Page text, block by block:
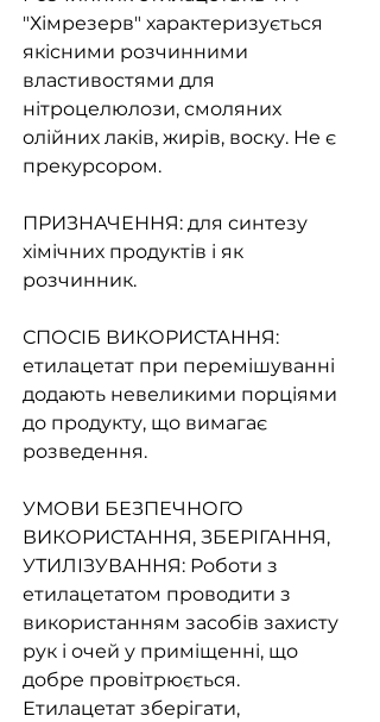
"Хімрезерв" характеризується
якісними розчинними
властивостями для
нітроцелюлози, смоляних
олійних лаків, жирів, воску. Не є
прекурсором.
ПРИЗНАЧЕННЯ: для синтезу
хімічних продуктів і як
розчинник.
СПОСІБ ВИКОРИСТАННЯ:
етилацетат при перемішуванні
додають невеликими порціями
до продукту, що вимагає
розведення.
УМОВИ БЕЗПЕЧНОГО
ВИКОРИСТАННЯ, ЗБЕРІГАННЯ,
УТИЛІЗУВАННЯ: Роботи з
етилацетатом проводити з
використанням засобів захисту
рук і очей у приміщенні, що
добре провітрюється.
Етилацетат зберігати,